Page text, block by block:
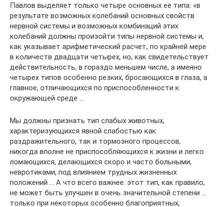
Павлов выделяет только четыре основных ее типа: «в
результате возможных колебаний основных свойств
нервной системы и возможных комбинаций этих
колебаний должны про­изойти типы нервной системы и,
как указывает арифметический расчет, по крайней мере
в количеств двадцати четырех, но, как свидетельст­вует
действительность, в гораздо меньшем числе, а именно
четырех типов особенно резких, бросающихся в глаза, а
главное, отличающихся по приспособленности к
окружающей среде …
Мы должны признать тип слабых животных,
характеризующихся явной слабостью как
раздражительного, так и тормозного процессов,
никогда вполне не приспособляющихся к жизни и легко
ломающихся, делающихся скоро и часто больными,
невротиками, под влиянием труд­ных жизненных
положений … А что всего важнее: этот тип, как правило,
не может быть улучшен в очень значительной степени …
только при некоторых особенно благоприятных,